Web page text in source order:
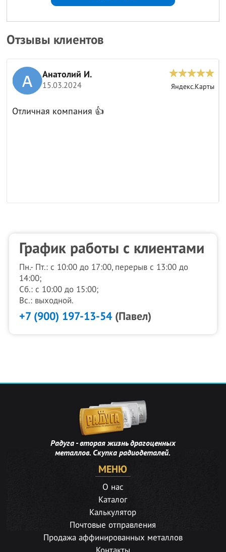
Отзывы клиентов
Анатолий И.
15.03.2024 Яндекс.Карты
Отличная компания 👍
График работы с клиентами
Пн.- Пт.: с 10:00 до 17:00, перерыв с 13:00 до
14:00;
Сб.: с 10:00 до 15:00;
Вс.: выходной.
+7 (900) 197-13-54(Павел)
Радуга - вторая жизнь драгоценных
металлов. Скупка радиодеталей.
МЕНЮ
О нас
Каталог
Калькулятор
Почтовые отправления
Продажа аффинированных металлов